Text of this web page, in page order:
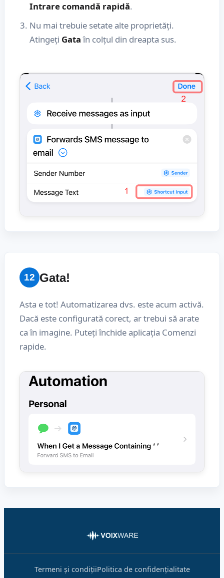
Intrare comandă rapidă.
Nu mai trebuie setate alte proprietăți.
Atingeți Gataîn colțul din dreapta sus.
12 Gata!
Asta e tot! Automatizarea dvs. este acum activă.
Dacă este configurată corect, ar trebui să arate
ca în imagine. Puteți închide aplicația Comenzi
rapide.
Termeni și condițiiPolitica de confidențialitate